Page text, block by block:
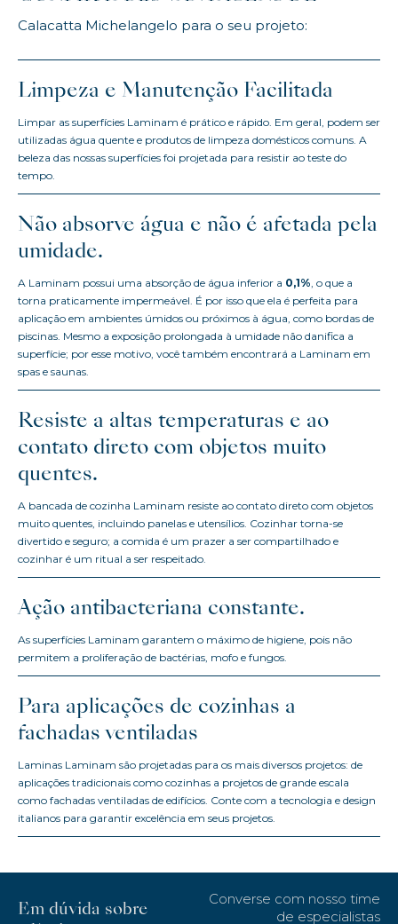
Calacatta Michelangelo para o seu projeto:
Limpeza e Manutenção Facilitada
Limpar as superfícies Laminam é prático e rápido. Em geral, podem ser
utilizadas água quente e produtos de limpeza domésticos comuns. A
beleza das nossas superfícies foi projetada para resistir ao teste do
tempo.
Não absorve água e não é afetada pela
umidade.
A Laminam possui uma absorção de água inferior a 0,1%, o que a
torna praticamente impermeável. É por isso que ela é perfeita para
aplicação em ambientes úmidos ou próximos à água, como bordas de
piscinas. Mesmo a exposição prolongada à umidade não danifica a
superfície; por esse motivo, você também encontrará a Laminam em
spas e saunas.
Resiste a altas temperaturas e ao
contato direto com objetos muito
quentes.
A bancada de cozinha Laminam resiste ao contato direto com objetos
muito quentes, incluindo panelas e utensílios. Cozinhar torna-se
divertido e seguro; a comida é um prazer a ser compartilhado e
cozinhar é um ritual a ser respeitado.
Ação antibacteriana constante.
As superfícies Laminam garantem o máximo de higiene, pois não
permitem a proliferação de bactérias, mofo e fungos.
Para aplicações de cozinhas a
fachadas ventiladas
Laminas Laminam são projetadas para os mais diversos projetos: de
aplicações tradicionais como cozinhas a projetos de grande escala
como fachadas ventiladas de edifícios. Conte com a tecnologia e design
italianos para garantir excelência em seus projetos.
Em dúvida sobre
Converse com nosso time
de especialistas